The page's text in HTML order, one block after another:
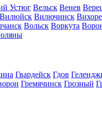
Устюг Вельск Венев
Вилюйск Вилючинск
Вольск Воркута
Гвардейск Гдов
Гремячинск Грозный